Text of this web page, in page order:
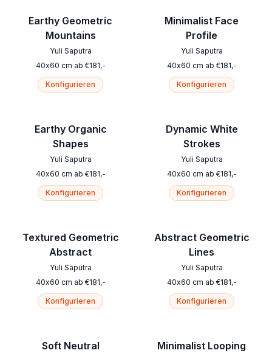
Earthy Geometric
Mountains
Yuli Saputra
40x60 cm ab €181,-
Konfigurieren
Earthy Organic
Shapes
Yuli Saputra
40x60 cm ab €181,-
Konfigurieren
Textured Geometric
Abstract
Yuli Saputra
40x60 cm ab €181,-
Konfigurieren
Soft Neutral
Minimalist Face
Profile
Yuli Saputra
40x60 cm ab €181,-
Konfigurieren
Dynamic White
Strokes
Yuli Saputra
40x60 cm ab €181,-
Konfigurieren
Abstract Geometric
Lines
Yuli Saputra
40x60 cm ab €181,-
Konfigurieren
Minimalist Looping